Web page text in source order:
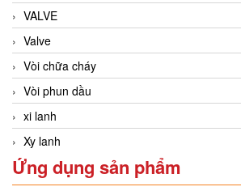
VALVE
Valve
Vòi chữa cháy
Vòi phun dầu
xi lanh
Xy lanh
Ứng dụng sản phẩm